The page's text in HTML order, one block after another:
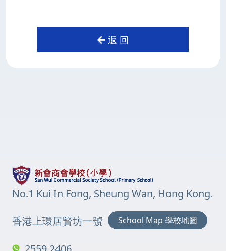
返 回
No.1 Kui In Fong, Sheung Wan, Hong Kong.
香港上環居賢坊一號 School Map 學校地圖